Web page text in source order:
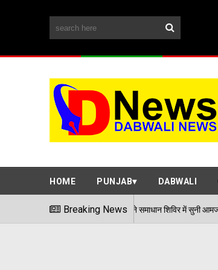
HOME PUNJAB DABWALI
Breaking News
अर्पित संगल ने समाधान शिविर में सुनी आमजन की समस्याएं